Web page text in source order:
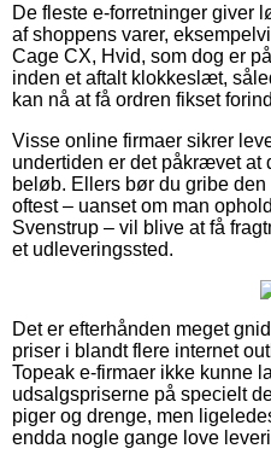
De fleste e-forretninger giver
af shoppens varer,
Cage CX, Hvid, som dog er
inden et aftalt klokkeslæt,
kan nå at få ordren fikset
Visse online firmaer sikrer
undertiden er det påkrævet at
beløb. Ellers bør du gribe
oftest – uanset om man
Svenstrup – vil blive at få
et udleveringssted.
Det er efterhånden meget
priser i blandt flere internet
Topeak e-firmaer ikke kunne
udsalgspriserne på specielt
piger og drenge, men
endda nogle gange love